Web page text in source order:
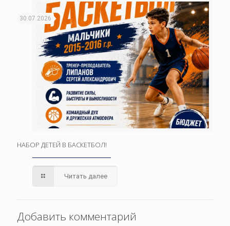
30.07.2026
НАБОР ДЕТЕЙ В БАСКЕТБОЛ!
Читать далее
Добавить комментарий